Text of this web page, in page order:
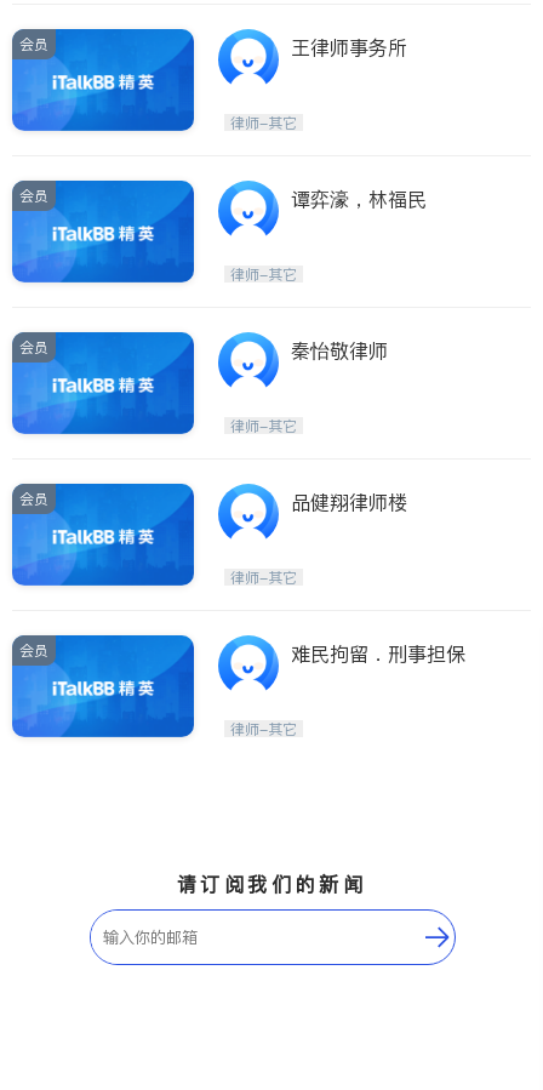
会员 王律师事务所
律师-其它
会员 谭弈濠，林福民
律师-其它
会员 秦怡敬律师
律师-其它
会员 品健翔律师楼
律师-其它
会员 难民拘留．刑事担保
律师-其它
请订阅我们的新闻